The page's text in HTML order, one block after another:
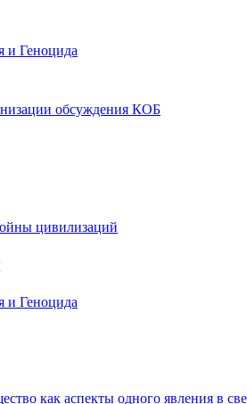
и Геноцида
обсуждения КОБ
цивилизаций
и Геноцида
как аспекты одного явления в